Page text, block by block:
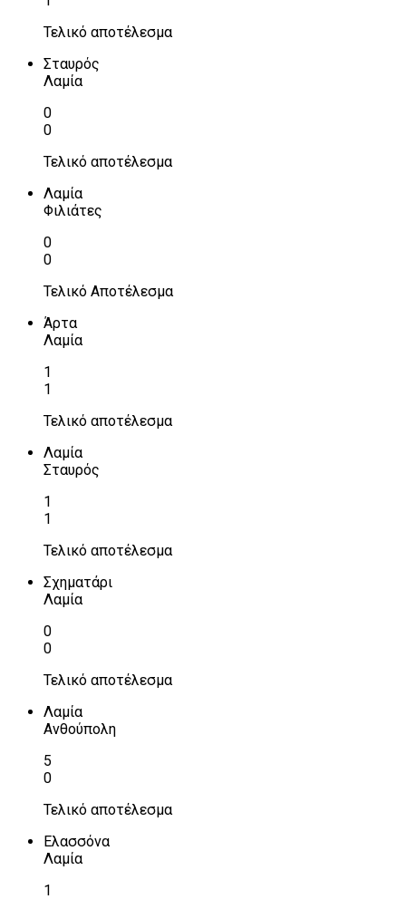
Τελικό αποτέλεσμα
Σταυρός
Λαμία
0
0
Τελικό αποτέλεσμα
Λαμία
Φιλιάτες
0
0
Τελικό Αποτέλεσμα
Άρτα
Λαμία
1
1
Τελικό αποτέλεσμα
Λαμία
Σταυρός
1
1
Τελικό αποτέλεσμα
Σχηματάρι
Λαμία
0
0
Τελικό αποτέλεσμα
Λαμία
Ανθούπολη
5
0
Τελικό αποτέλεσμα
Ελασσόνα
Λαμία
1